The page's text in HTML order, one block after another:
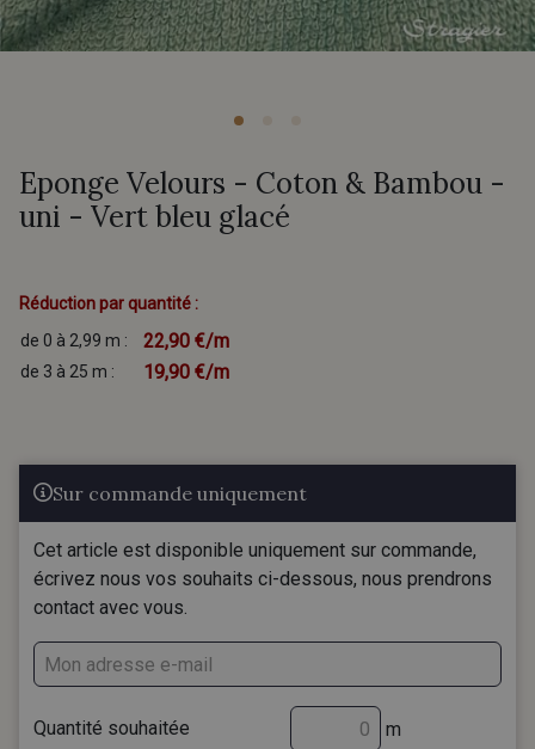
Eponge Velours - Coton & Bambou -
uni - Vert bleu glacé
Réduction par quantité :
de 0 à 2,99 m :
22,90 €/m
de 3 à 25 m : 19,90 €/m
Sur commande uniquement
Cet article est disponible uniquement sur commande,
écrivez nous vos souhaits ci-dessous, nous prendrons
contact avec vous.
Quantité souhaitée m